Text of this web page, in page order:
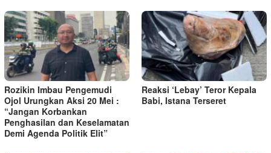
Rozikin Imbau Pengemudi
Ojol Urungkan Aksi 20 Mei :
“Jangan Korbankan
Penghasilan dan Keselamatan
Demi Agenda Politik Elit”
Reaksi ‘Lebay’ Teror Kepala
Babi, Istana Terseret